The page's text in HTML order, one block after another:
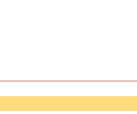
Thời gian sản xuất và
Đặng Thị Dung